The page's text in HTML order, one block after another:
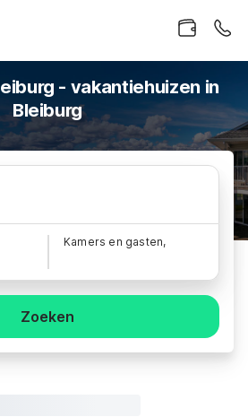
- vakantiehuizen in
Bleiburg
Kamers en gasten,
Zoeken